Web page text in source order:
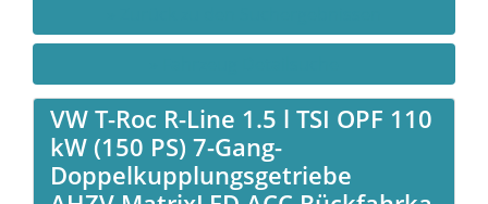
VW T-Roc R-Line 1.5 l TSI OPF 110
kW (150 PS) 7-Gang-
Doppelkupplungsgetriebe